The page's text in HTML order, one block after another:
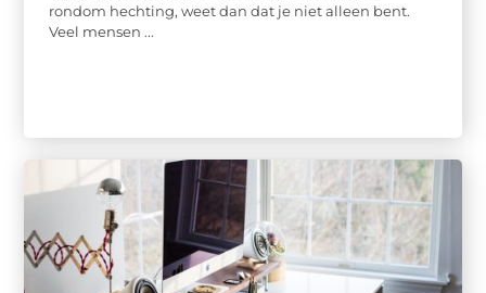
rondom hechting, weet dan dat je niet alleen bent.
Veel mensen ...